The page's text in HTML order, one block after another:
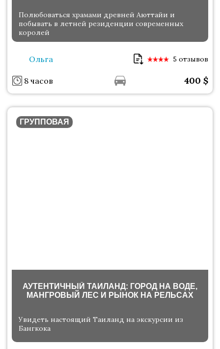
Полюбоваться храмами древней Аюттайи и
побывать в летней резиденции современных
королей
Ольга 5 отзывов
8 часов 400 $
ГРУППОВАЯ
АУТЕНТИЧНЫЙ ТАИЛАНД: ГОРОД НА ВОДЕ,
МАНГРОВЫЙ ЛЕС И РЫНОК НА РЕЛЬСАХ
Увидеть настоящий Таиланд на экскурсии из
Бангкока